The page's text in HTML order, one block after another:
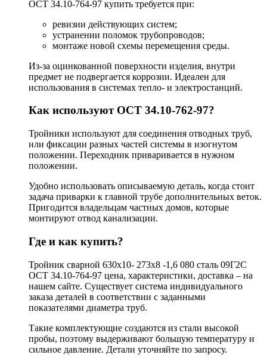
ОСТ 34.10-764-97 купить требуется при:
ревизии действующих систем;
устранении поломок трубопроводов;
монтаже новой схемы перемещения среды.
Из-за оцинкованной поверхности изделия, внутри
предмет не подвергается коррозии. Идеален для
использования в системах тепло- и электростанций.
Как используют ОСТ 34.10-762-97?
Тройники используют для соединения отводных труб,
или фиксации разных частей системы в изогнутом
положении. Переходник приваривается в нужном
положении.
Удобно использовать описываемую деталь, когда стоит
задача приварки к главной трубе дополнительных веток.
Пригодится владельцам частных домов, которые
монтируют отвод канализации.
Где и как купить?
Тройник сварной 630х10- 273х8 -1,6 080 сталь 09Г2С
ОСТ 34.10-764-97 цена, характеристики, доставка – на
нашем сайте. Существует система индивидуального
заказа деталей в соответствии с заданными
показателями диаметра труб.
Такие комплектующие создаются из стали высокой
пробы, поэтому выдерживают большую температуру и
сильное давление. Детали уточняйте по запросу.